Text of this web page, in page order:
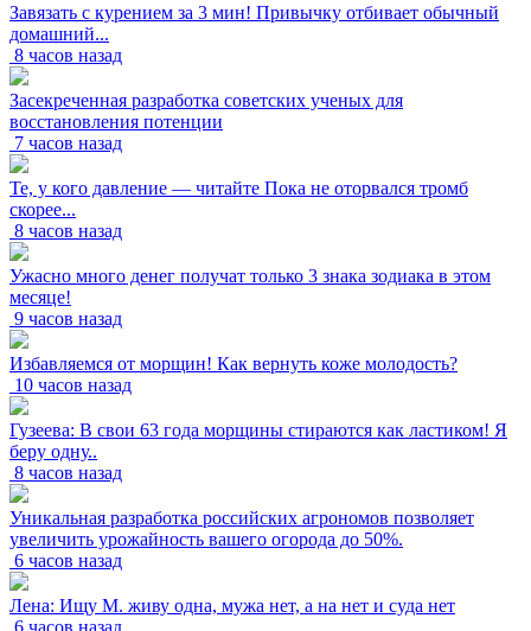
Завязать с курением за 3 мин! Привычку отбивает обычный
домашний...
8 часов назад
Засекреченная разработка советских ученых для
восстановления потенции
7 часов назад
Те, у кого давление — читайте Пока не оторвался тромб
скорее...
8 часов назад
Ужасно много денег получат только 3 знака зодиака в этом
месяце!
9 часов назад
Избавляемся от морщин! Как вернуть коже молодость?
10 часов назад
Гузеева: В свои 63 года морщины стираются как ластиком! Я
беру одну..
8 часов назад
Уникальная разработка российских агрономов позволяет
увеличить урожайность вашего огорода до 50%.
6 часов назад
Лена: Ищу М. живу одна, мужа нет, а на нет и суда нет
6 часов назад